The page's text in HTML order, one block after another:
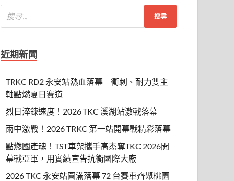
近期新聞
TRKC RD2 永安站熱血落幕 衝刺、耐力雙主
軸點燃夏日賽道
烈日淬鍊速度！2026 TKC 溪湖站激戰落幕
雨中激戰！2026 TRKC 第一站開幕戰精彩落幕
點燃國產魂！TST車架攜手高杰奪TKC 2026開
幕戰亞軍，用實績宣告抗衡國際大廠
2026 TKC 永安站圓滿落幕 72 台賽車齊聚桃園